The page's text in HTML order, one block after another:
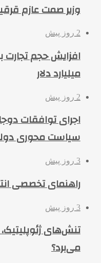
وزیر صمت عازم
2 روز پیش
میلیارد دلار
2 روز پیش
اجرای توافقات
سیاست محوری
3 روز پیش
راهنمای تخصصی
3 روز پیش
تنش‌های
می‌برد؟